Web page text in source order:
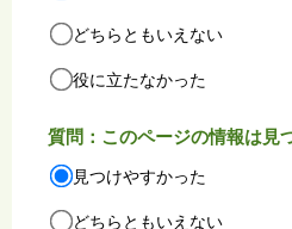
どちらともいえない
役に立たなかった
質問：このページの情報は見
見つけやすかった
どちらともいえない